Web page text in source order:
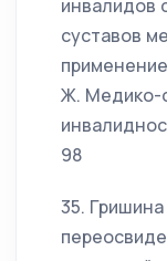
инвалидов
суставов
Ж. Медико-
98
35.